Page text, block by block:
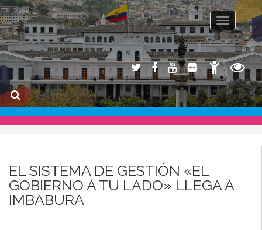
Toggle
EL SISTEMA DE GESTIÓN «EL
GOBIERNO A TU LADO» LLEGA A
IMBABURA